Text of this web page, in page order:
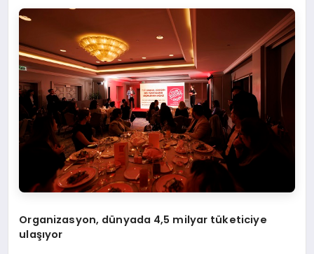
Organizasyon, dünyada 4,5 milyar tüketiciye
ulaşıyor